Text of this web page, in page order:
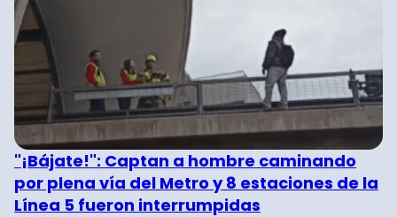
"¡Bájate!": Captan a hombre caminando
por plena vía del Metro y 8 estaciones de la
Línea 5 fueron interrumpidas